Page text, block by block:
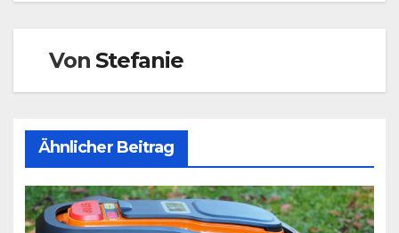
Von Stefanie
Ähnlicher Beitrag